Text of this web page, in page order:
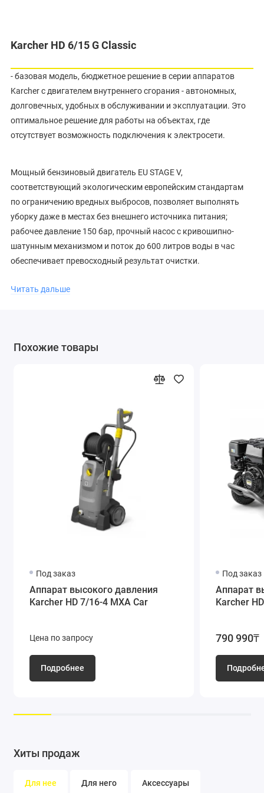
Karcher HD 6/15 G Classic
- базовая модель, бюджетное решение в серии аппаратов
Karcher с двигателем внутреннего сгорания - автономных,
долговечных, удобных в обслуживании и эксплуатации. Это
оптимальное решение для работы на объектах, где
отсутствует возможность подключения к электросети.
Мощный бензиновый двигатель EU STAGE V,
соответствующий экологическим европейским стандартам
по ограничению вредных выбросов, позволяет выполнять
уборку даже в местах без внешнего источника питания;
рабочее давление 150 бар, прочный насос с кривошипно-
шатунным механизмом и поток до 600 литров воды в час
обеспечивает превосходный результат очистки.
для шланга высокого давления и струйной трубки, а также
удобным для транспортировки в автомобиле.
Большой водяной фильтр, термо- и предохранительный
клапан обеспечивают эффективную защиту внутренних
компонентов, которые легко доступны для обслуживания.
Максимум автономности
Работа, независимая от внешних источников питания.
выбросов выхлопных газов EU STAGE V. Удобный ручной
Читать дальше
Похожие товары
Под заказ
Аппарат высокого давления
Karcher HD 7/16-4 МXA Car
Цена по запросу
Подробнее
Под заказ
Аппарат
Karcher
790 990₸
Хиты продаж
Для нее Для него Аксессуары